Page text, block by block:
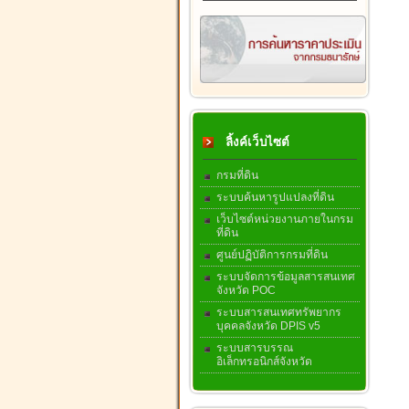
ลิ้งค์เว็บไซต์
กรมที่ดิน
ระบบค้นหารูปแปลงที่ดิน
เว็บไซต์หน่วยงานภายในกรม
ที่ดิน
ศูนย์ปฏิบัติการกรมที่ดิน
ระบบจัดการข้อมูลสารสนเทศ
จังหวัด POC
ระบบสารสนเทศทรัพยากร
บุคคลจังหวัด DPIS v5
ระบบสารบรรณ
อิเล็กทรอนิกส์จังหวัด